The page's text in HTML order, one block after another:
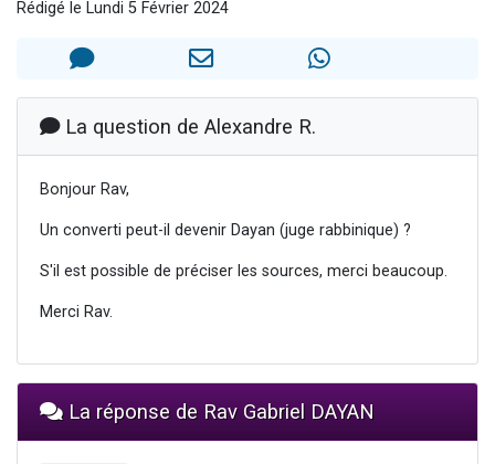
2 nouvelles musiques dans Torah-Box Music
8 personnes viennent de faire un don pour Tsédaka : pauvres d'Israel
2 personnes viennent de faire un don pour 1 Journée de Vacances Pour les Enfants
Rédigé le Lundi 5 Février 2024
La question de Alexandre R.
Bonjour Rav,
Un converti peut-il devenir Dayan (juge rabbinique) ?
S'il est possible de préciser les sources, merci beaucoup.
Merci Rav.
La réponse de Rav Gabriel DAYAN